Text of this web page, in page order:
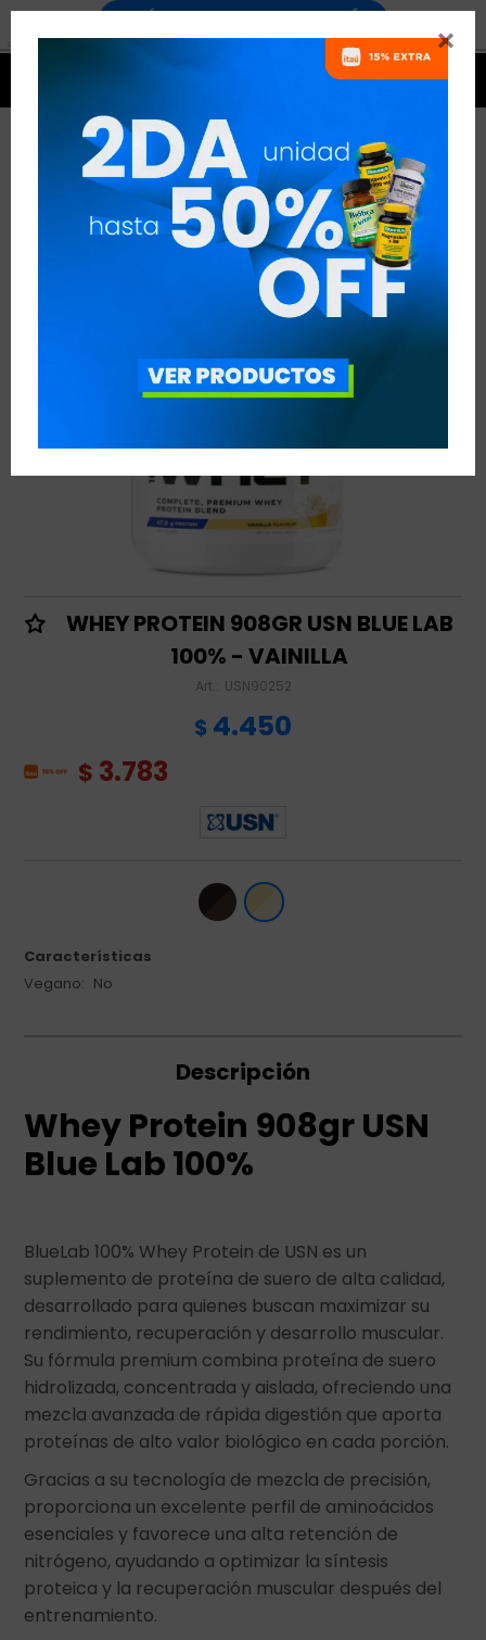

WHEY PROTEIN 908GR USN BLUE LAB
100% - VAINILLA
USN90252
$ 4.450
$ 3.783
Características
Vegano
No
Descripción
Whey Protein 908gr USN
Blue Lab 100%
BlueLab 100% Whey Protein de USN es un
suplemento de proteína de suero de alta calidad,
desarrollado para quienes buscan maximizar su
rendimiento, recuperación y desarrollo muscular.
Su fórmula premium combina proteína de suero
hidrolizada, concentrada y aislada, ofreciendo una
mezcla avanzada de rápida digestión que aporta
proteínas de alto valor biológico en cada porción.
Gracias a su tecnología de mezcla de precisión,
proporciona un excelente perfil de aminoácidos
esenciales y favorece una alta retención de
nitrógeno, ayudando a optimizar la síntesis
proteica y la recuperación muscular después del
entrenamiento.